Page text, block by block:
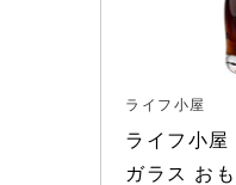
ライフ小屋
ライフ小屋
ガラス お